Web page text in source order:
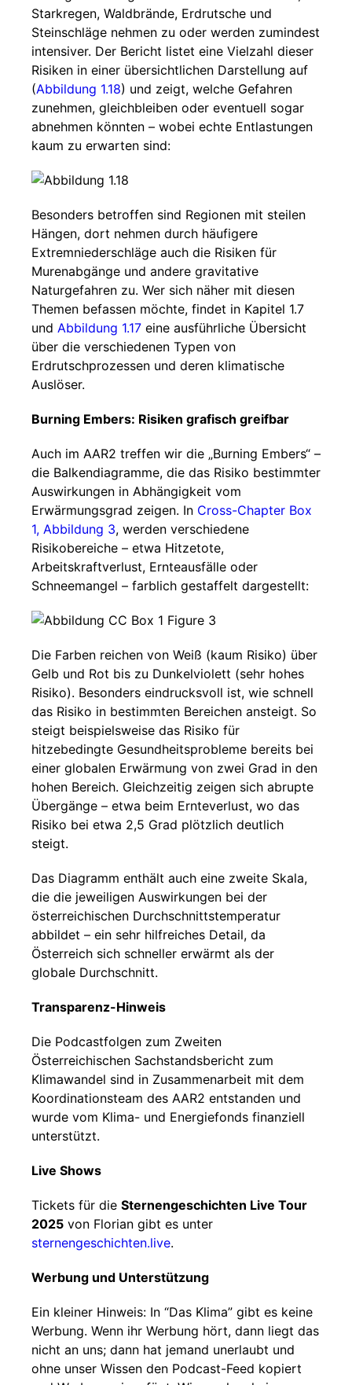
Starkregen, Waldbrände, Erdrutsche und
Steinschläge nehmen zu oder werden zumindest
intensiver. Der Bericht listet eine Vielzahl dieser
Risiken in einer übersichtlichen Darstellung auf
(Abbildung 1.18) und zeigt, welche Gefahren
zunehmen, gleichbleiben oder eventuell sogar
abnehmen könnten – wobei echte Entlastungen
kaum zu erwarten sind:
Besonders betroffen sind Regionen mit steilen
Hängen, dort nehmen durch häufigere
Extremniederschläge auch die Risiken für
Murenabgänge und andere gravitative
Naturgefahren zu. Wer sich näher mit diesen
Themen befassen möchte, findet in Kapitel 1.7
und Abbildung 1.17 eine ausführliche Übersicht
über die verschiedenen Typen von
Erdrutschprozessen und deren klimatische
Auslöser.
Burning Embers: Risiken grafisch greifbar
Auch im AAR2 treffen wir die „Burning Embers“ –
die Balkendiagramme, die das Risiko bestimmter
Auswirkungen in Abhängigkeit vom
Erwärmungsgrad zeigen. In Cross-Chapter Box
1, Abbildung 3, werden verschiedene
Risikobereiche – etwa Hitzetote,
Arbeitskraftverlust, Ernteausfälle oder
Schneemangel – farblich gestaffelt dargestellt:
Die Farben reichen von Weiß (kaum Risiko) über
Gelb und Rot bis zu Dunkelviolett (sehr hohes
Risiko). Besonders eindrucksvoll ist, wie schnell
das Risiko in bestimmten Bereichen ansteigt. So
steigt beispielsweise das Risiko für
hitzebedingte Gesundheitsprobleme bereits bei
einer globalen Erwärmung von zwei Grad in den
hohen Bereich. Gleichzeitig zeigen sich abrupte
Übergänge – etwa beim Ernteverlust, wo das
Risiko bei etwa 2,5 Grad plötzlich deutlich
steigt.
Das Diagramm enthält auch eine zweite Skala,
die die jeweiligen Auswirkungen bei der
österreichischen Durchschnittstemperatur
abbildet – ein sehr hilfreiches Detail, da
Österreich sich schneller erwärmt als der
globale Durchschnitt.
Transparenz-Hinweis
Die Podcastfolgen zum Zweiten
Österreichischen Sachstandsbericht zum
Klimawandel sind in Zusammenarbeit mit dem
Koordinationsteam des AAR2 entstanden und
wurde vom Klima- und Energiefonds finanziell
unterstützt.
Live Shows
Tickets für die Sternengeschichten Live Tour
2025 von Florian gibt es unter
sternengeschichten.live.
Werbung und Unterstützung
Ein kleiner Hinweis: In “Das Klima” gibt es keine
Werbung. Wenn ihr Werbung hört, dann liegt das
nicht an uns; dann hat jemand unerlaubt und
ohne unser Wissen den Podcast-Feed kopiert